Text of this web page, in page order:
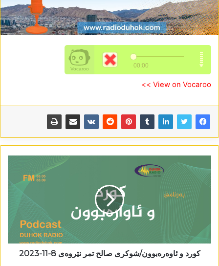
View on Vocaroo >>
کورد و ئاوەرەبوون/شوکری صالح تمر نێروەی 8-11-2023